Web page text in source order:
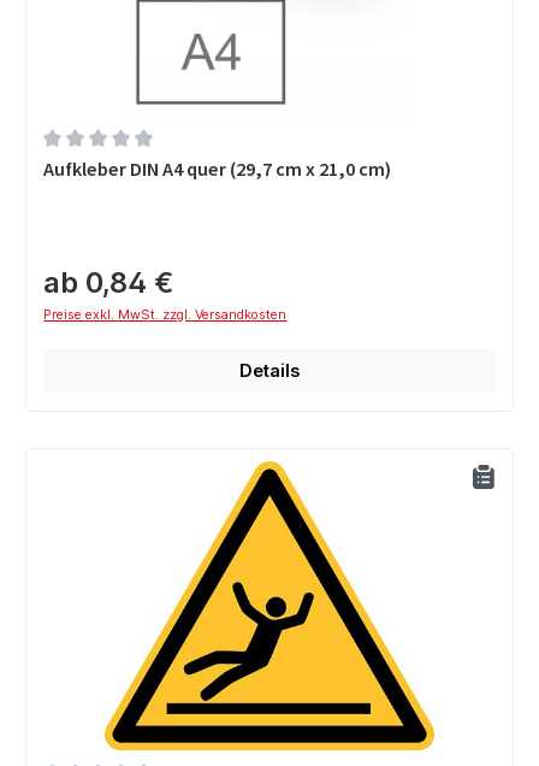
Durchschnittliche Bewertung von 0 von 5 Sternen
Aufkleber DIN A4 quer (29,7 cm x 21,0 cm)
ab 0,84 €
Preise exkl. MwSt. zzgl. Versandkosten
Details